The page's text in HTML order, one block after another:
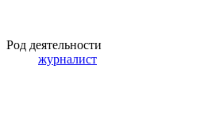
Род деятельности
журналист